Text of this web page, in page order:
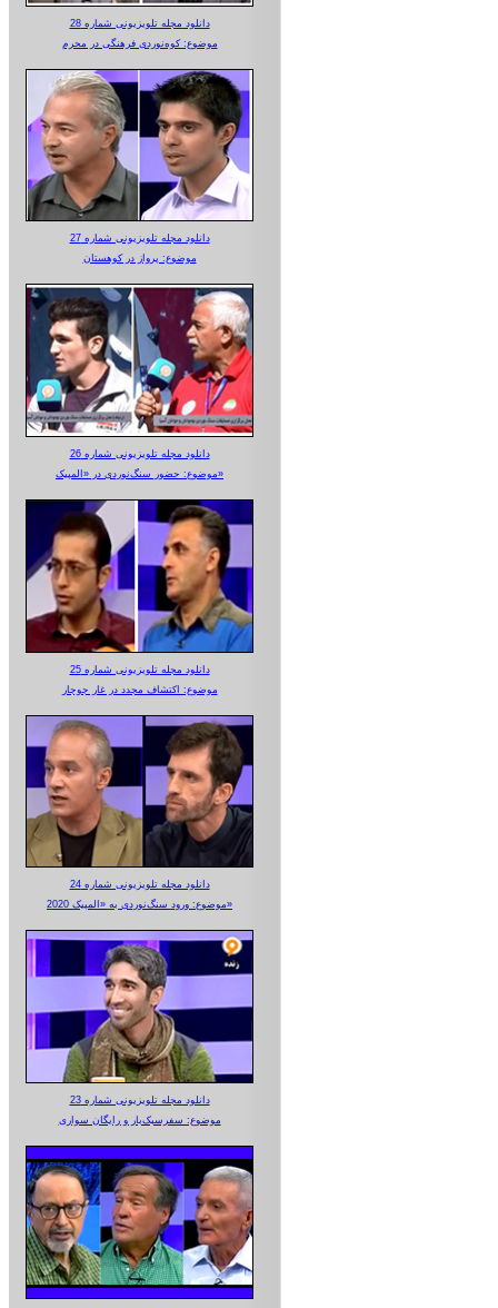
دانلود مجله تلویزیونی شماره 28
موضوع: کوه‌نوردی فرهنگی در محرم
دانلود مجله تلویزیونی شماره 27
موضوع: پرواز در کوهستان
دانلود مجله تلویزیونی شماره 26
موضوع: حضور سنگ‌نوردی در «المپیک»
دانلود مجله تلویزیونی شماره 25
موضوع: اکتشاف مجدد در غار جوجار
دانلود مجله تلویزیونی شماره 24
موضوع: ورود سنگ‌نوردی به «المپیک 2020»
دانلود مجله تلویزیونی شماره 23
موضوع: سفرسبک‌بار و رایگان سواری